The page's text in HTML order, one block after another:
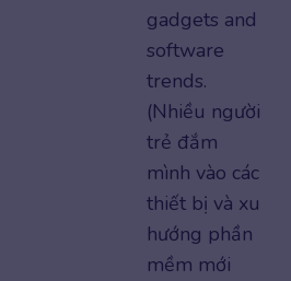
gadgets and
software
trends.
(Nhiều người
trẻ đắm
mình vào các
thiết bị và xu
hướng phần
mềm mới